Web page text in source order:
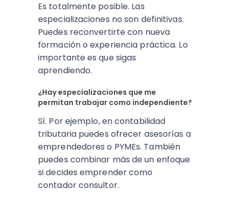
Es totalmente posible. Las
especializaciones no son definitivas.
Puedes reconvertirte con nueva
formación o experiencia práctica. Lo
importante es que sigas
aprendiendo.
¿Hay especializaciones que me
permitan trabajar como independiente?
Sí. Por ejemplo, en contabilidad
tributaria puedes ofrecer asesorías a
emprendedores o PYMEs. También
puedes combinar más de un enfoque
si decides emprender como
contador consultor.